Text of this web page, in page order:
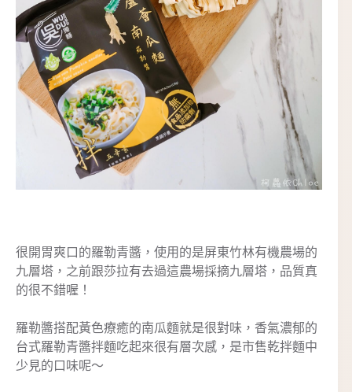
很開胃爽口的羅勒青醬，使用的是屏東竹林有機農場的
九層塔，之前跟莎拉有去過這農場採摘九層塔，品質真
的很不錯喔！
羅勒醬搭配黃色療癒的南瓜麵就是很對味，香氣濃郁的
台式羅勒青醬拌麵吃起來很有層次感，是市售乾拌麵中
少見的口味呢～